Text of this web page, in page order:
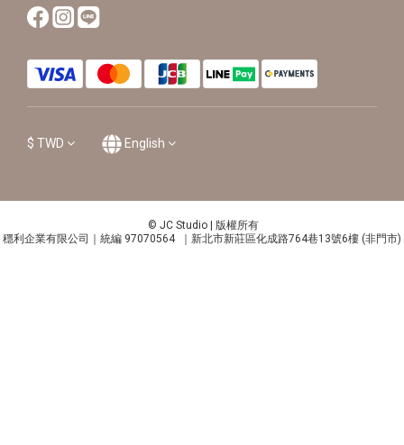
$ TWD English
© JC Studio | 版權所有
穩利企業有限公司｜統編 97070564 ｜新北市新莊區化成路764巷13號6樓 (非門市)